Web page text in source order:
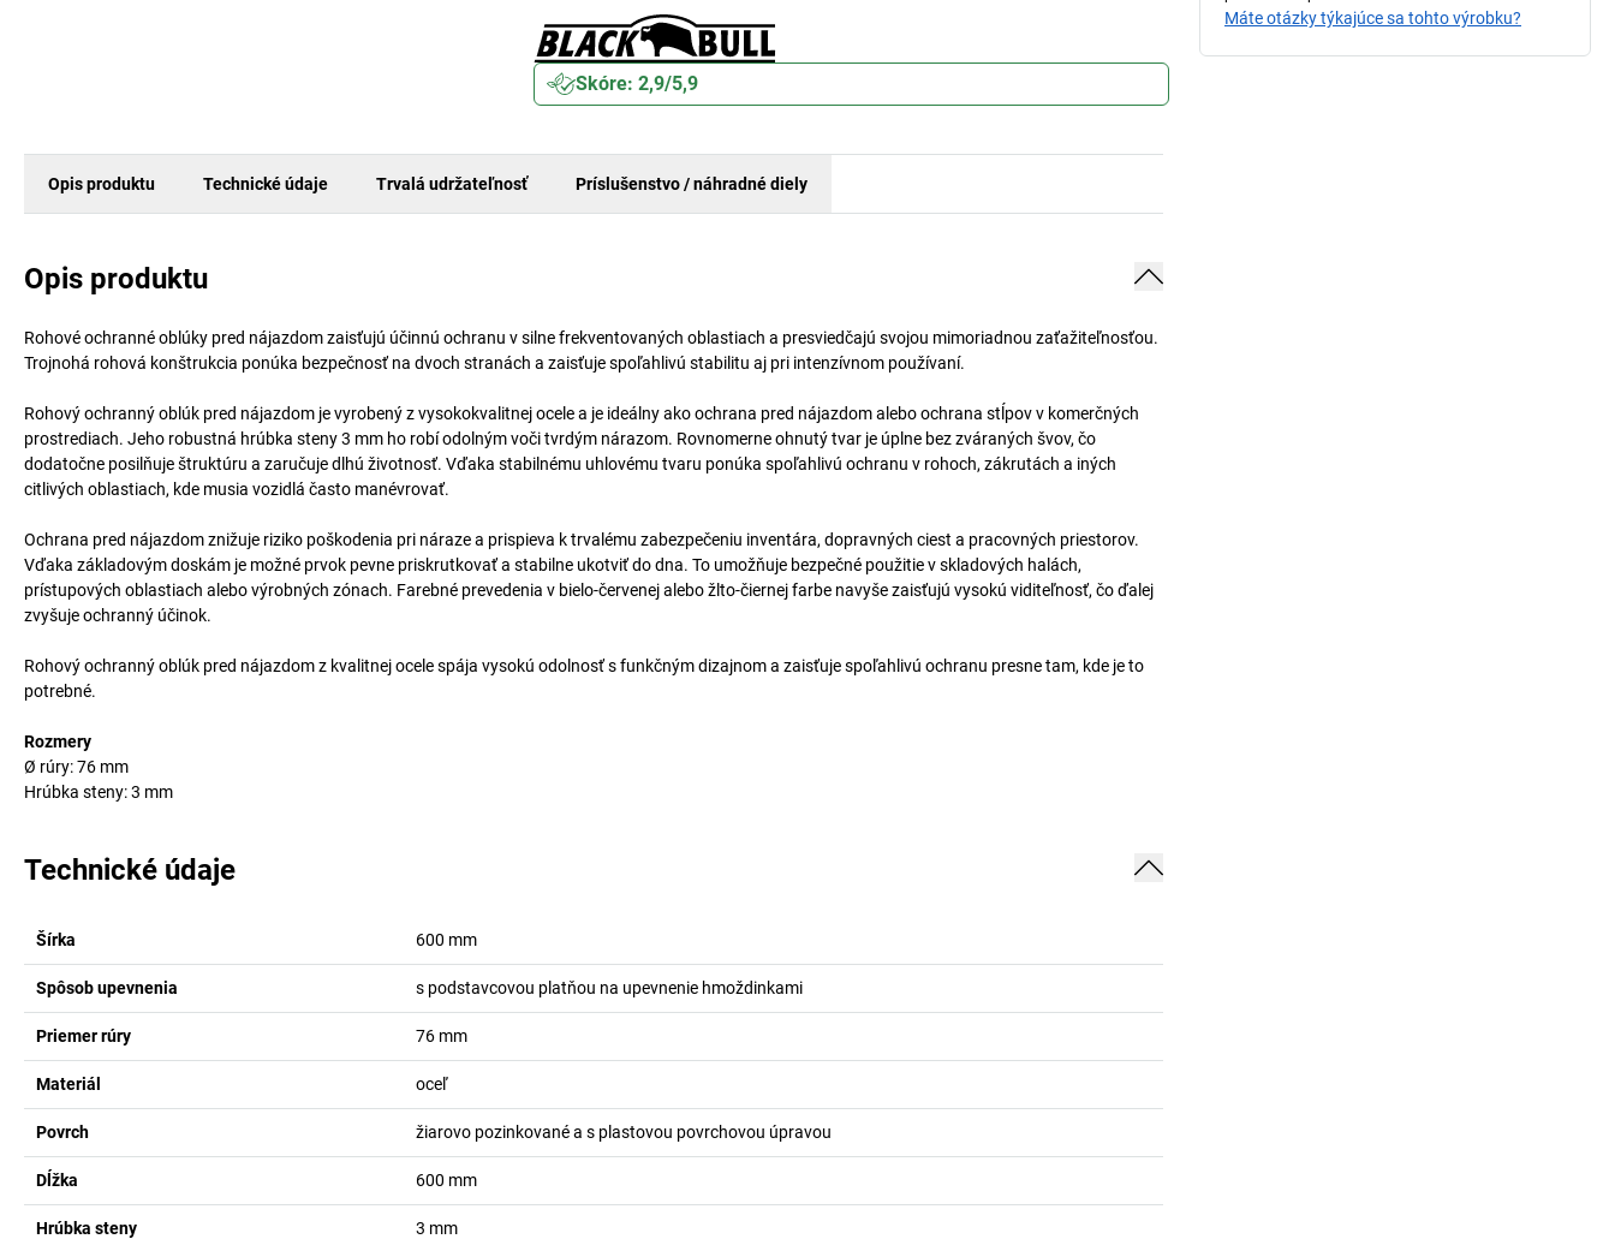
Skóre: 2,9/5,9
Opis produktu Technické údaje Trvalá udržateľnosť Príslušenstvo / náhradné diely
Opis produktu
Rohové ochranné oblúky pred nájazdom zaisťujú účinnú ochranu v silne frekventovaných oblastiach a presviedčajú svojou mimoriadnou zaťažiteľnosťou.
Trojnohá rohová konštrukcia ponúka bezpečnosť na dvoch stranách a zaisťuje spoľahlivú stabilitu aj pri intenzívnom používaní.
Rohový ochranný oblúk pred nájazdom je vyrobený z vysokokvalitnej ocele a je ideálny ako ochrana pred nájazdom alebo ochrana stĺpov v komerčných
prostrediach. Jeho robustná hrúbka steny 3 mm ho robí odolným voči tvrdým nárazom. Rovnomerne ohnutý tvar je úplne bez zváraných švov, čo
dodatočne posilňuje štruktúru a zaručuje dlhú životnosť. Vďaka stabilnému uhlovému tvaru ponúka spoľahlivú ochranu v rohoch, zákrutách a iných
citlivých oblastiach, kde musia vozidlá často manévrovať.
Ochrana pred nájazdom znižuje riziko poškodenia pri náraze a prispieva k trvalému zabezpečeniu inventára, dopravných ciest a pracovných priestorov.
Vďaka základovým doskám je možné prvok pevne priskrutkovať a stabilne ukotviť do dna. To umožňuje bezpečné použitie v skladových halách,
prístupových oblastiach alebo výrobných zónach. Farebné prevedenia v bielo-červenej alebo žlto-čiernej farbe navyše zaisťujú vysokú viditeľnosť, čo ďalej
zvyšuje ochranný účinok.
Rohový ochranný oblúk pred nájazdom z kvalitnej ocele spája vysokú odolnosť s funkčným dizajnom a zaisťuje spoľahlivú ochranu presne tam, kde je to
potrebné.
Rozmery
Ø rúry: 76 mm
Hrúbka steny: 3 mm
Technické údaje
Šírka 600 mm
Spôsob upevnenia s podstavcovou platňou na upevnenie hmoždinkami
Priemer rúry 76 mm
Materiál oceľ
Povrch žiarovo pozinkované a s plastovou povrchovou úpravou
Dĺžka 600 mm
Hrúbka steny 3 mm
Máte otázky týkajúce sa tohto výrobku?